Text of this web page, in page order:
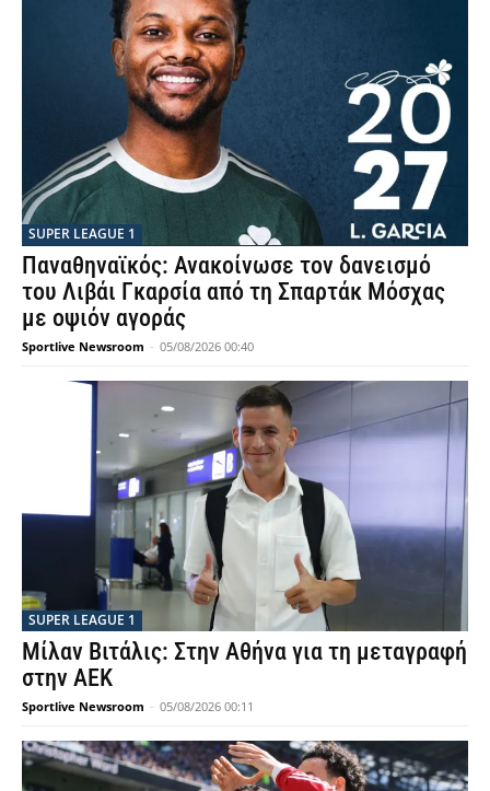
SUPER LEAGUE 1
Παναθηναϊκός: Ανακοίνωσε τον δανεισμό
του Λιβάι Γκαρσία από τη Σπαρτάκ Μόσχας
με οψιόν αγοράς
Sportlive Newsroom - 05/08/2026 00:40
SUPER LEAGUE 1
Μίλαν Βιτάλις: Στην Αθήνα για τη μεταγραφή
στην ΑΕΚ
Sportlive Newsroom - 05/08/2026 00:11